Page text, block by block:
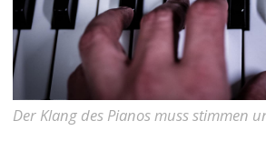
Der Klang des Pianos muss stimmen